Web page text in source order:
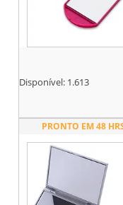
Disponível: 1.613
PRONTO EM 48